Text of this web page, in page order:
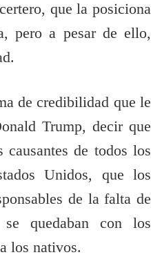
que la posiciona
pero a pesar de ello,
de credibilidad que le
Trump, decir que
de todos los
Unidos, que los
de la falta de
quedaban con los
los nativos.